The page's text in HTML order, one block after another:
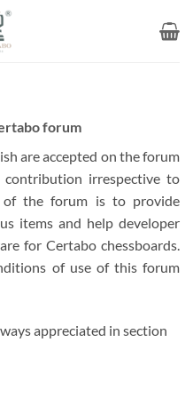
forum
are accepted on the forum
irrespective to
of the forum is to provide
items and help developer
for Certabo chessboards.
of use of this forum
appreciated in section